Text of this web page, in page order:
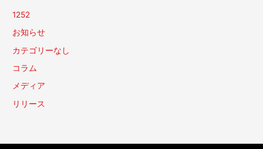
1252
お知らせ
カテゴリーなし
コラム
メディア
リリース